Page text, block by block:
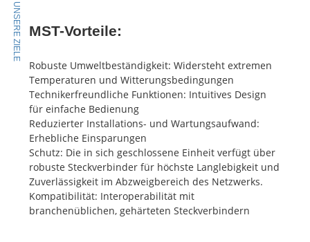
MST-Vorteile:
UNSERE ZIELE
Robuste Umweltbeständigkeit: Widersteht extremen
Temperaturen und Witterungsbedingungen
Technikerfreundliche Funktionen: Intuitives Design
für einfache Bedienung
Reduzierter Installations- und Wartungsaufwand:
Erhebliche Einsparungen
Schutz: Die in sich geschlossene Einheit verfügt über
robuste Steckverbinder für höchste Langlebigkeit und
Zuverlässigkeit im Abzweigbereich des Netzwerks.
Kompatibilität: Interoperabilität mit
branchenüblichen, gehärteten Steckverbindern